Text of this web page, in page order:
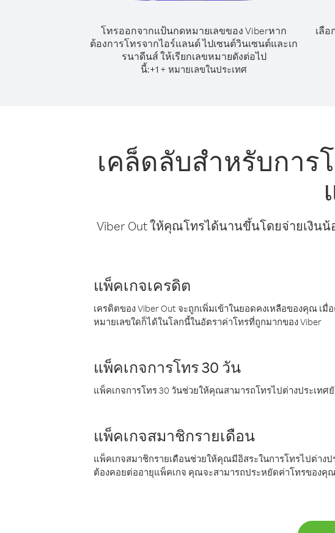
โทรออกจากแป้นกดหมายเลขของ Viberหาก
ต้องการโทรจากไอร์แลนด์ ไปเซนต์วินเซนต์และเก
รนาดีนส์ ให้เรียกเลขหมายดังต่อไป
นี้:+1 + หมายเลขในประเทศ
เลื
เคล็ดลับสำหรับการ
Viber Out ให้คุณโทรได้นานขึ้นโดยจ่ายเงิน
แพ็คเกจเครดิต
เครดิตของ Viber Out จะถูกเพิ่มเข้าในยอดคงเหลือของคุณ
หมายเลขใดก็ได้ในโลกนี้ในอัตราค่าโทรที่ถูกมากของ Viber
แพ็คเกจการโทร 30 วัน
แพ็คเกจการโทร 30 วันช่วยให้คุณสามารถโทรไปต่างประเท
แพ็คเกจสมาชิกรายเดือน
แพ็คเกจสมาชิกรายเดือนช่วยให้คุณมีอิสระในการโทรไปต่า
ต้องคอยต่ออายุแพ็คเกจ คุณจะสามารถประหยัดค่าโทรของคุ